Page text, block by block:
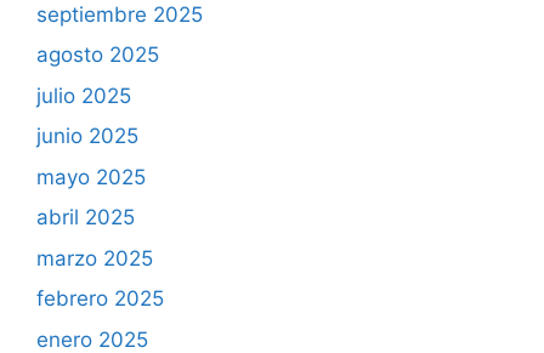
septiembre 2025
agosto 2025
julio 2025
junio 2025
mayo 2025
abril 2025
marzo 2025
febrero 2025
enero 2025